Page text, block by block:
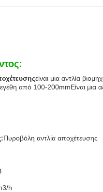
είναι μια αντλία
από 100-200mmΕίναι μια
Πυροβόλη αντλία αποχέτευσης
h